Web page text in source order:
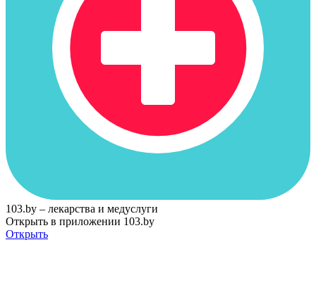
103.by – лекарства и медуслуги
Открыть в приложении 103.by
Открыть